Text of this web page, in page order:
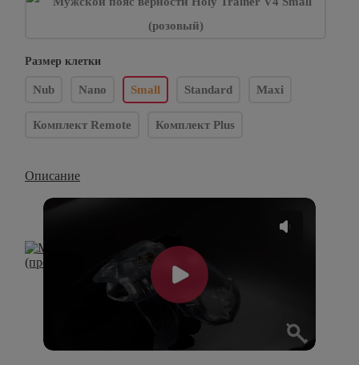
Размер клетки
Nub Nano Small Standard Maxi
Комплект Remote Комплект Plus
Описание